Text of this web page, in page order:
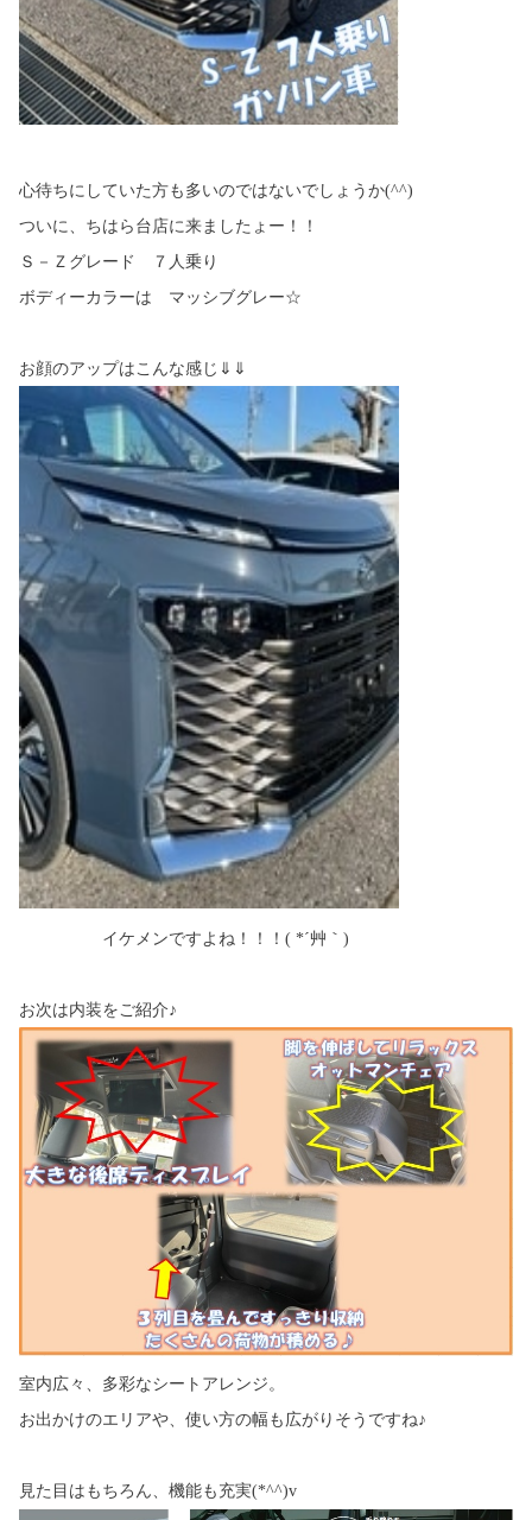
心待ちにしていた方も多いのではないでしょうか(^^)
ついに、ちはら台店に来ましたょー！！
Ｓ－Ｚグレード ７人乗り
ボディーカラーは マッシブグレー☆
お顔のアップはこんな感じ⇓⇓
イケメンですよね！！！( *´艸｀)
お次は内装をご紹介♪
室内広々、多彩なシートアレンジ。
お出かけのエリアや、使い方の幅も広がりそうですね♪
見た目はもちろん、機能も充実(*^^)v